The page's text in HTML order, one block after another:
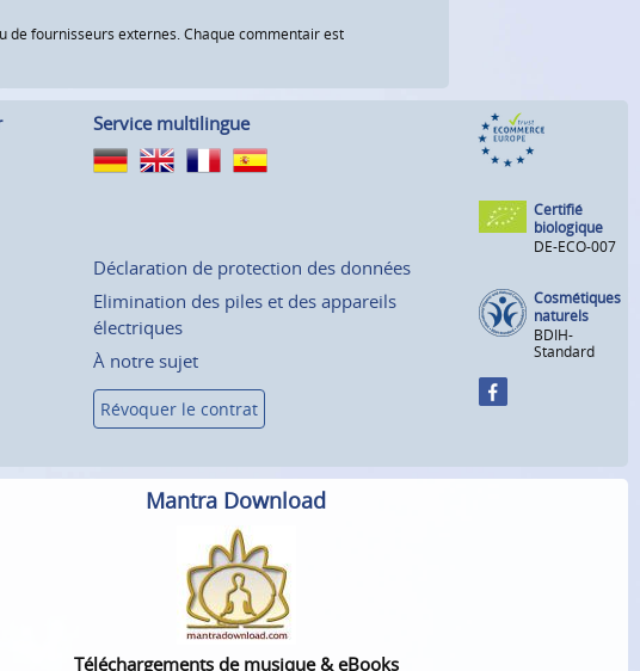
de fournisseurs externes. Chaque commentair est
Service multilingue
Déclaration de protection des données
Elimination des piles et des appareils
électriques
À notre sujet
Révoquer le contrat
Certifié
biologique
DE-ECO-007
Cosmétiques
naturels
BDIH-
Standard
Mantra Download
Téléchargements de musique & eBooks